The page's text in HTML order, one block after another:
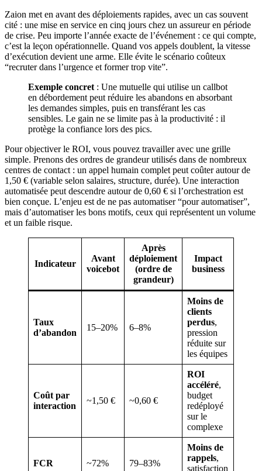
Zaion met en avant des déploiements rapides, avec un cas souvent
cité : une mise en service en cinq jours chez un assureur en période
de crise. Peu importe l’année exacte de l’événement : ce qui compte,
c’est la leçon opérationnelle. Quand vos appels doublent, la vitesse
d’exécution devient une arme. Elle évite le scénario coûteux
“recruter dans l’urgence et former trop vite”.
Exemple concret : Une mutuelle qui utilise un callbot
en débordement peut réduire les abandons en absorbant
les demandes simples, puis en transférant les cas
sensibles. Le gain ne se limite pas à la productivité : il
protège la confiance lors des pics.
Pour objectiver le ROI, vous pouvez travailler avec une grille
simple. Prenons des ordres de grandeur utilisés dans de nombreux
centres de contact : un appel humain complet peut coûter autour de
1,50 € (variable selon salaires, structure, durée). Une interaction
automatisée peut descendre autour de 0,60 € si l’orchestration est
bien conçue. L’enjeu est de ne pas automatiser “pour automatiser”,
mais d’automatiser les bons motifs, ceux qui représentent un volume
et un faible risque.
Indicateur
Avant
voicebot
Après
déploiement
(ordre de
grandeur)
Impact
business
Taux
d’abandon
15–20% 6–8%
Moins de
clients
perdus,
pression
réduite sur
les équipes
Coût par
interaction
~1,50 € ~0,60 €
ROI
accéléré,
budget
redéployé
sur le
complexe
FCR ~72% 79–83%
Moins de
rappels,
satisfaction